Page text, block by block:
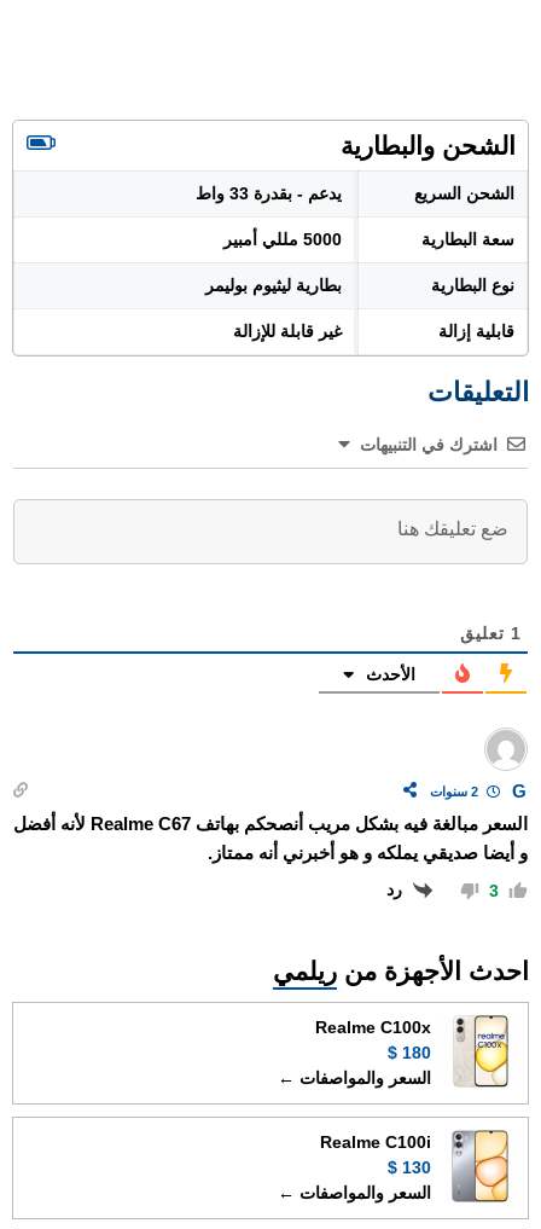
الشحن والبطارية
الشحن السريع يدعم - بقدرة 33 واط
سعة البطارية 5000 مللي أمبير
نوع البطارية بطارية ليثيوم بوليمر
قابلية إزالة غير قابلة للإزالة
التعليقات
اشترك في التنبيهات
1 تعليق
الأحدث
G
السعر مبالغة فيه بشكل مريب أنصحكم بهاتف Realme C67 لأنه أفضل
و أيضا صديقي يملكه و هو أخبرني أنه ممتاز.
3 رد
احدث الأجهزة من ريلمي
Realme C100x
180 $
السعر والمواصفات ←
Realme C100i
130 $
السعر والمواصفات ←